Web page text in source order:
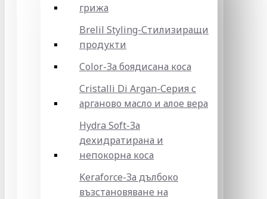
грижа
Brelil Styling-Стилизиращи
продукти
Color-За боядисана коса
Cristalli Di Argan-Серия с
арганово масло и алое вера
Hydra Soft-За
дехидратирана и
непокорна коса
Keraforce-За дълбоко
възстановяване на